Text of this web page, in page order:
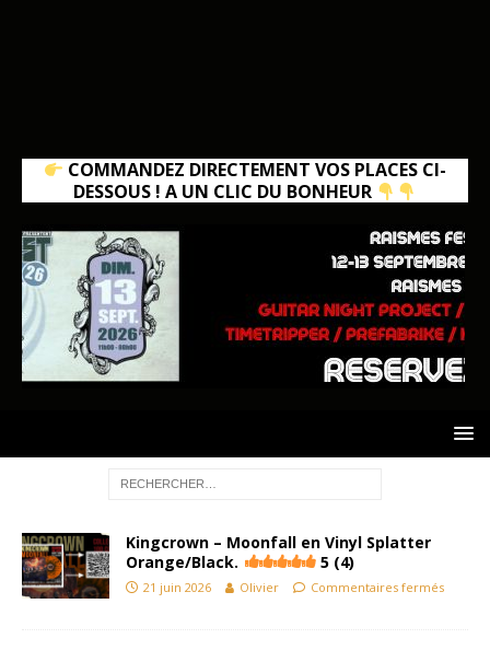
COMMANDEZ DIRECTEMENT VOS PLACES CI-
DESSOUS ! A UN CLIC DU BONHEUR
Kingcrown – Moonfall en Vinyl Splatter
Orange/Black.
5 (4)
21 juin 2026 Olivier Commentaires fermés